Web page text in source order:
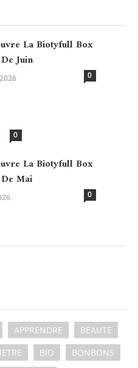
La Biotyfull Box
Juin
0
0
La Biotyfull Box
Mai
0
APPRENDRE
BEAUTE
BIO
BONBONS